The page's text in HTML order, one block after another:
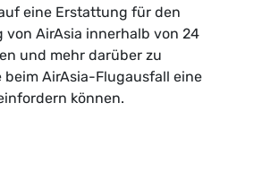
eine Erstattung für den
von AirAsia innerhalb von 24
und mehr darüber zu
beim AirAsia-Flugausfall eine
können.